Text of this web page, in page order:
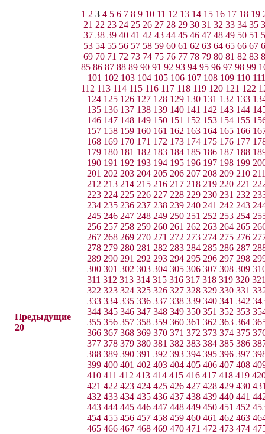
Предыдущие
20
1 2 3 4 5 6 7 8 9 10 11 12 13 14 15 16 17 18 19
21 22 23 24 25 26 27 28 29 30 31 32 33 34 35
37 38 39 40 41 42 43 44 45 46 47 48 49 50 51
53 54 55 56 57 58 59 60 61 62 63 64 65 66 67
69 70 71 72 73 74 75 76 77 78 79 80 81 82 83
85 86 87 88 89 90 91 92 93 94 95 96 97 98 99
101 102 103 104 105 106 107 108 109 110 111
112 113 114 115 116 117 118 119 120 121 122
124 125 126 127 128 129 130 131 132 133
135 136 137 138 139 140 141 142 143 144
146 147 148 149 150 151 152 153 154 155
157 158 159 160 161 162 163 164 165 166
168 169 170 171 172 173 174 175 176 177
179 180 181 182 183 184 185 186 187 188
190 191 192 193 194 195 196 197 198 199
201 202 203 204 205 206 207 208 209 210
212 213 214 215 216 217 218 219 220 221
223 224 225 226 227 228 229 230 231 232
234 235 236 237 238 239 240 241 242 243
245 246 247 248 249 250 251 252 253 254
256 257 258 259 260 261 262 263 264 265
267 268 269 270 271 272 273 274 275 276
278 279 280 281 282 283 284 285 286 287
289 290 291 292 293 294 295 296 297 298
300 301 302 303 304 305 306 307 308 309
311 312 313 314 315 316 317 318 319 320
322 323 324 325 326 327 328 329 330 331
333 334 335 336 337 338 339 340 341 342
344 345 346 347 348 349 350 351 352 353
355 356 357 358 359 360 361 362 363 364
366 367 368 369 370 371 372 373 374 375
377 378 379 380 381 382 383 384 385 386
388 389 390 391 392 393 394 395 396 397
399 400 401 402 403 404 405 406 407 408
410 411 412 413 414 415 416 417 418 419
421 422 423 424 425 426 427 428 429 430
432 433 434 435 436 437 438 439 440 441
443 444 445 446 447 448 449 450 451 452
454 455 456 457 458 459 460 461 462 463
465 466 467 468 469 470 471 472 473 474